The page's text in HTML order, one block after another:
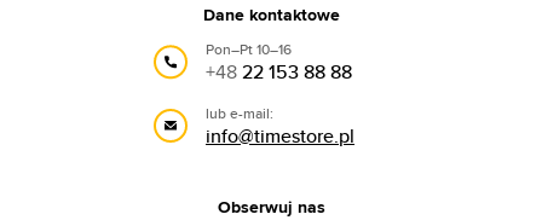
Dane kontaktowe
Pon–Pt 10–16
+4822 153 88 88
lub e-mail:
info@timestore.pl
Obserwuj nas